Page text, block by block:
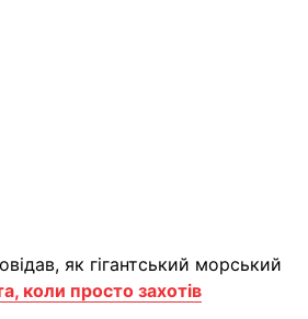
як гігантський морський
коли просто захотів